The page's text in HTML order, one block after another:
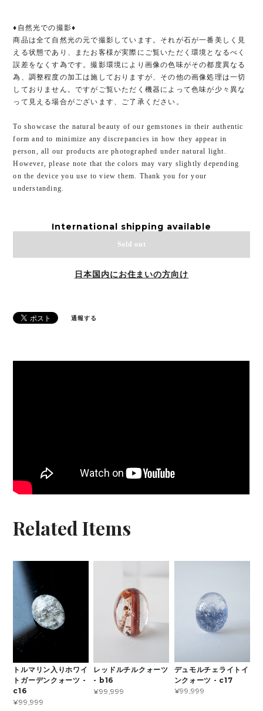
♦︎自然光での撮影♦︎
商品は全て自然光の元で撮影しています。それが石が一番美しく見
える状態であり、またお客様が実際にご覧いただく環境となるべく
誤差をなくす為です。撮影環境により画像の色味がその都度異なる
為、調整程度の加工は施しておりますが、その他の画像処理は一切
しておりません。ですがご覧いただく機器によって色味が少々異な
って見える場合がございます、ご了承ください。
To showcase the natural beauty of our gemstones in their authentic
form and to minimize any discrepancies in how they appear in
person, all our products are photographed under natural light.
However, please note that the colors may vary slightly depending
on the device you use to view them. Thank you for your
understanding.
International shipping available
Sold out
日本国内にお住まいの方向け
通報する
Related Items
トルマリン入りホワイ
トガーデンクォーツ -
c16
¥99,999
レッドルチルクォーツ
- b16
¥99,999
デュモルチェライトイ
ンクォーツ - c17
¥99,999